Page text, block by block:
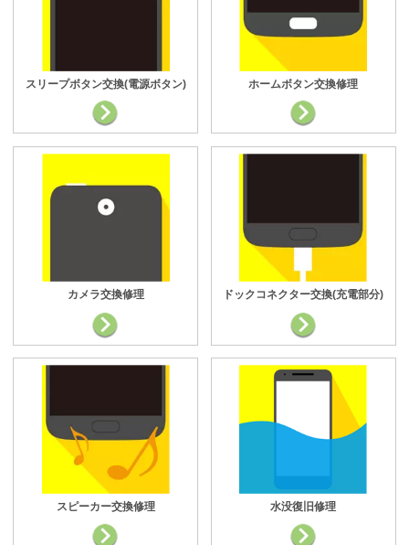
スリープボタン交換(電源ボタン) ホームボタン交換修理
カメラ交換修理 ドックコネクター交換(充電部分)
スピーカー交換修理 水没復旧修理